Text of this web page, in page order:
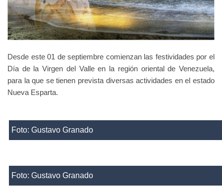
Desde este 01 de septiembre comienzan las festividades por el
Día de la Virgen del Valle en la región oriental de Venezuela,
para la que se tienen prevista diversas actividades en el estado
Nueva Esparta.
Foto: Gustavo Granado
Foto: Gustavo Granado